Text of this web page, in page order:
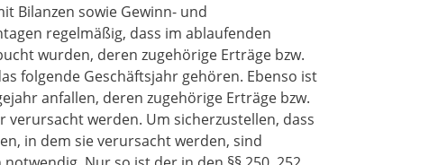
Bilanzen sowie Gewinn- und
regelmäßig, dass im ablaufenden
wurden, deren zugehörige Erträge bzw.
folgende Geschäftsjahr gehören. Ebenso ist
anfallen, deren zugehörige Erträge bzw.
werden. Um sicherzustellen, dass
in dem sie verursacht werden, sind